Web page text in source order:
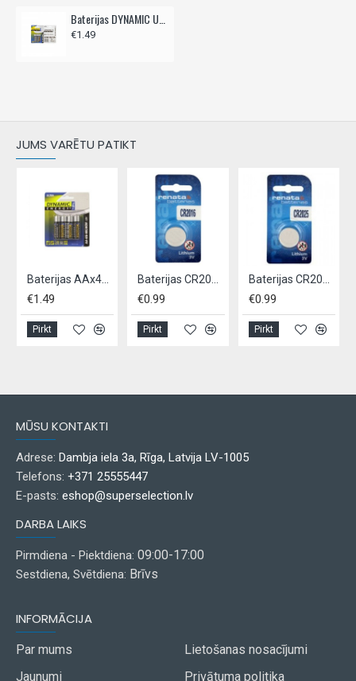
€1.49
JUMS VARĒTU PATIKT
Baterijas AAx4gab DYNAMIC Ultra
€1.49
Pirkt
Baterijas CR2016-1BBx1gab UNIROSS
€0.99
Pirkt
Baterijas CR2025-1BBx1gab UNIROSS
€0.99
Pirkt
MŪSU KONTAKTI
Adrese: Dambja iela 3a, Rīga, Latvija LV-1005
Telefons: +371 25555447
E-pasts: eshop@superselection.lv
DARBA LAIKS
Pirmdiena - Piektdiena: 09:00-17:00
Sestdiena, Svētdiena: Brīvs
INFORMĀCIJA
Par mums
Jaunumi
Lietošanas nosacījumi
Privātuma politika